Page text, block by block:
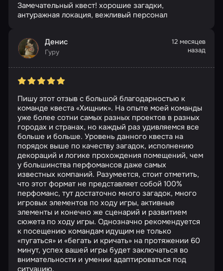
Замечательный квест! хорошие загадки,
антуражная локация, вежливый персонал
Денис
Гуру
12 месяцев
назад
Пишу этот отзыв с большой благодарностью к
команде квеста «Хищник». На опыте моей команды
уже более сотни самых разных проектов в разных
городах и странах, но каждый раз удивляемся все
больше и больше. Уровень данного квеста на
порядок выше по качеству загадок, исполнению
декораций и логике прохождения помещений, чем
у большинства перфомансов даже самых
известных компаний. Разумеется, стоит отметить,
что этот формат не представляет собой 100%
перфоманс, тут достаточно много загадок, много
игровых элементов по ходу игры, активные
элементы и конечно же сценарий и развитием
сюжета по ходу игры. Однозначно рекомендуется
к посещению командам идущим не только
«пугаться» и «бегать и кричать» на протяжении 60
минут, успех вашей игры будет заключаться во
внимательности и умении адаптироваться под
ситуацию.